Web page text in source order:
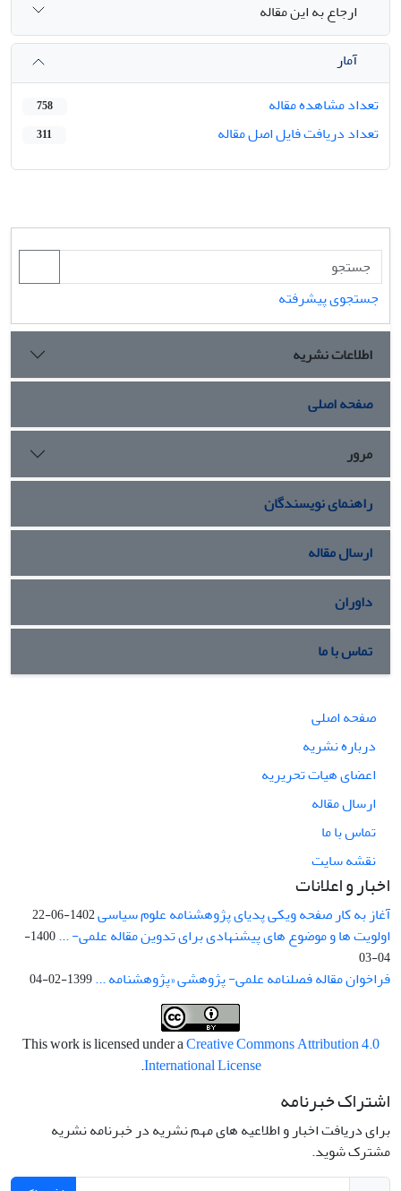
ارجاع به این مقاله
آمار
تعداد مشاهده مقاله
758
تعداد دریافت فایل اصل مقاله 311
جستجوی پیشرفته
اطلاعات نشریه
صفحه اصلی
مرور
راهنمای نویسندگان
ارسال مقاله
داوران
تماس با ما
صفحه اصلی
درباره نشریه
اعضای هیات تحریریه
ارسال مقاله
تماس با ما
نقشه سایت
اخبار و اعلانات
آغاز به کار صفحه ویکی پدیای پژوهشنامه علوم سیاسی1402-06-22
اولویت ها و موضوع های پیشنهادی برای تدوین مقاله علمی- ...
1400-
04-03
فراخوان مقاله فصلنامه علمی- پژوهشی «پژوهشنامه ...1399-02-04
This work is licensed under aCreative Commons Attribution 4.0
International License
.
اشتراک خبرنامه
برای دریافت اخبار و اطلاعیه های مهم نشریه در خبرنامه نشریه
مشترک شوید.